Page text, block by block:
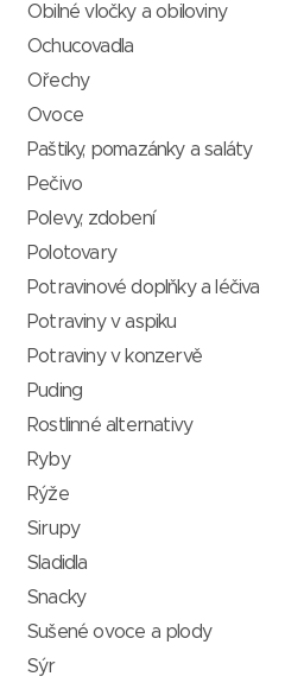
Obilné vločky a obiloviny
Ochucovadla
Ořechy
Ovoce
Paštiky, pomazánky a saláty
Pečivo
Polevy, zdobení
Polotovary
Potravinové doplňky a léčiva
Potraviny v aspiku
Potraviny v konzervě
Puding
Rostlinné alternativy
Ryby
Rýže
Sirupy
Sladidla
Snacky
Sušené ovoce a plody
Sýr